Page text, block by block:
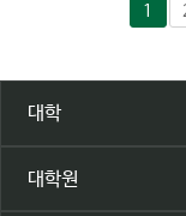
1
대학
대학원